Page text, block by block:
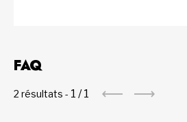
FAQ
2 résultats - 1 /1